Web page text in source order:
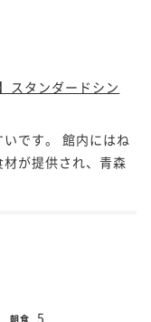
スタンダードシン
です。 館内にはね
が提供され、青森
朝食 5